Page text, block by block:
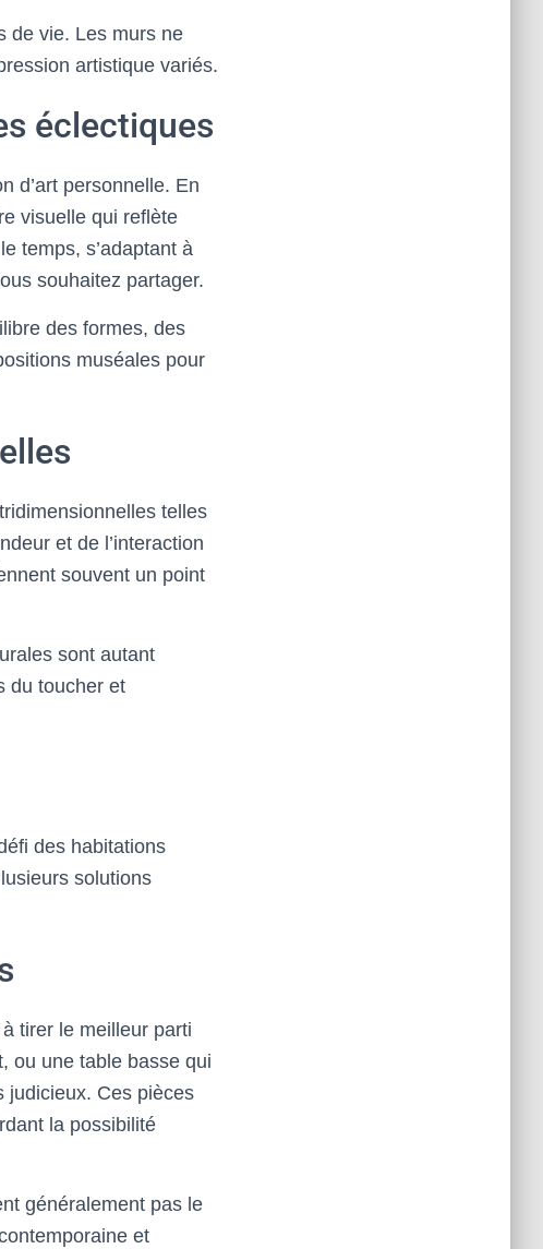
de vie. Les murs ne
artistique variés.
éclectiques
d’art personnelle. En
visuelle qui reflète
temps, s’adaptant à
souhaitez partager.
des formes, des
muséales pour
telles
et de l’interaction
souvent un point
sont autant
du toucher et
des habitations
solutions
tirer le meilleur parti
ou une table basse qui
judicieux. Ces pièces
la possibilité
généralement pas le
et